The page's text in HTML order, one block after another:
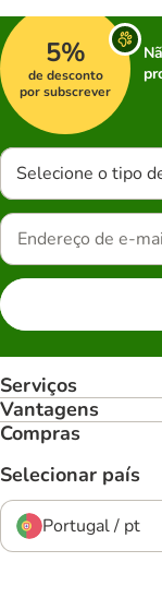
5%
de desconto
por subscrever
Selecione o tipo
Serviços
Vantagens
Compras
Selecionar país
Portugal / pt